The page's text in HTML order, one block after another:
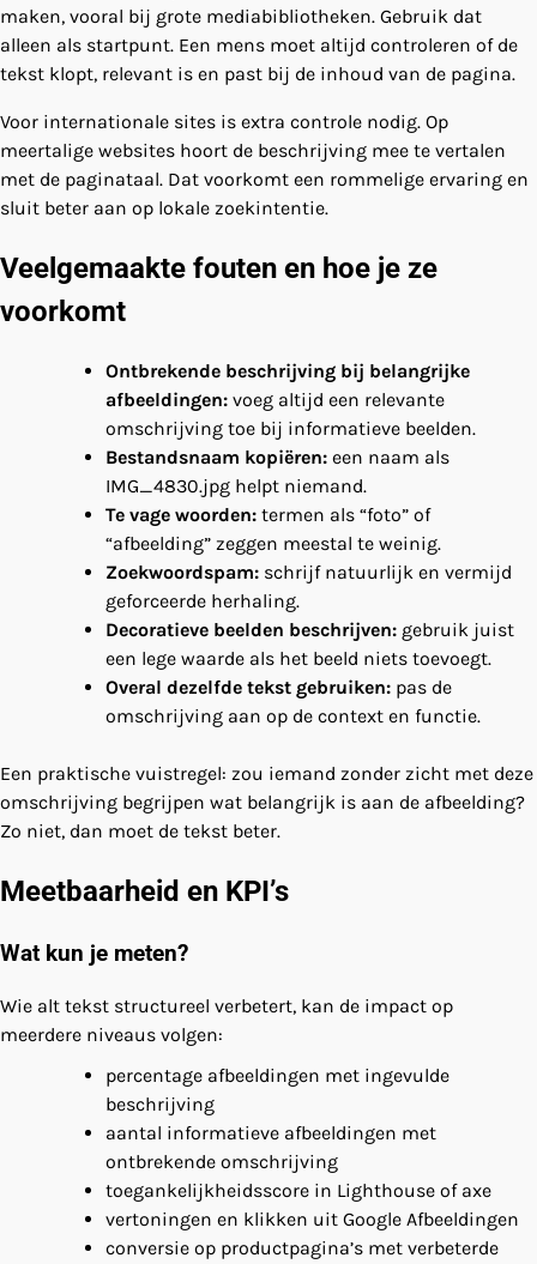
maken, vooral bij grote mediabibliotheken. Gebruik dat
alleen als startpunt. Een mens moet altijd controleren of de
tekst klopt, relevant is en past bij de inhoud van de pagina.
Voor internationale sites is extra controle nodig. Op
meertalige websites hoort de beschrijving mee te vertalen
met de paginataal. Dat voorkomt een rommelige ervaring en
sluit beter aan op lokale zoekintentie.
Veelgemaakte fouten en hoe je ze
voorkomt
Ontbrekende beschrijving bij belangrijke
afbeeldingen: voeg altijd een relevante
omschrijving toe bij informatieve beelden.
Bestandsnaam kopiëren: een naam als
IMG_4830.jpg helpt niemand.
Te vage woorden: termen als “foto” of
“afbeelding” zeggen meestal te weinig.
Zoekwoordspam: schrijf natuurlijk en vermijd
geforceerde herhaling.
Decoratieve beelden beschrijven: gebruik juist
een lege waarde als het beeld niets toevoegt.
Overal dezelfde tekst gebruiken: pas de
omschrijving aan op de context en functie.
Een praktische vuistregel: zou iemand zonder zicht met deze
omschrijving begrijpen wat belangrijk is aan de afbeelding?
Zo niet, dan moet de tekst beter.
Meetbaarheid en KPI’s
Wat kun je meten?
Wie alt tekst structureel verbetert, kan de impact op
meerdere niveaus volgen:
percentage afbeeldingen met ingevulde
beschrijving
aantal informatieve afbeeldingen met
ontbrekende omschrijving
toegankelijkheidsscore in Lighthouse of axe
vertoningen en klikken uit Google Afbeeldingen
conversie op productpagina’s met verbeterde